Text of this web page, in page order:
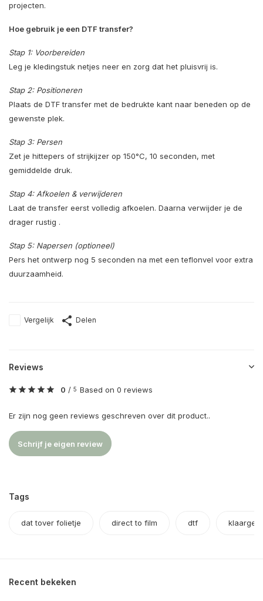
projecten.
Hoe gebruik je een DTF transfer?
Stap 1: Voorbereiden
Leg je kledingstuk netjes neer en zorg dat het pluisvrij is.
Stap 2: Positioneren
Plaats de DTF transfer met de bedrukte kant naar beneden op de
gewenste plek.
Stap 3: Persen
Zet je hittepers of strijkijzer op 150°C, 10 seconden, met
gemiddelde druk.
Stap 4: Afkoelen & verwijderen
Laat de transfer eerst volledig afkoelen. Daarna verwijder je de
drager rustig .
Stap 5: Napersen (optioneel)
Pers het ontwerp nog 5 seconden na met een teflonvel voor extra
duurzaamheid.
Vergelijk Delen
Reviews
0 / 5 Based on 0 reviews
Er zijn nog geen reviews geschreven over dit product..
Schrijf je eigen review
Tags
dat tover folietje direct to film dtf
Recent bekeken